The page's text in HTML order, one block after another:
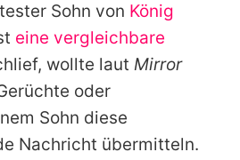
Sohn von König
eine vergleichbare
wollte laut Mirror
oder
Sohn diese
Nachricht übermitteln.